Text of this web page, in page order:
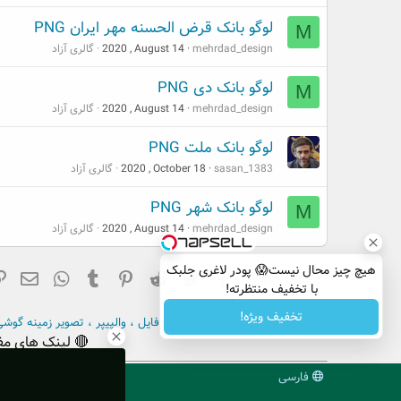
هیچ چیز محال نیست😱 پودر لاغری جلبک
با تخفیف منتظرته!
تخفیف ویژه!
M لوگو بانک قرض الحسنه مهر ایران PNG
mehrdad_design
2020 , August 14 گالری آزاد
M لوگو بانک دی PNG
mehrdad_design
2020 , August 14 گالری آزاد
لوگو بانک ملت PNG
sasan_1383
2020 , October 18 گالری آزاد
M لوگو بانک شهر PNG
mehrdad_design
2020 , August 14 گالری آزاد
اشتراک گذاری: فیسبوکتویتر Reddit
Pinterest
Tumblr
صفحه اصلی انجمن عکس پروفایل ، والپیپر ، تصویر زمینه
🔴 لینک های
فارسی